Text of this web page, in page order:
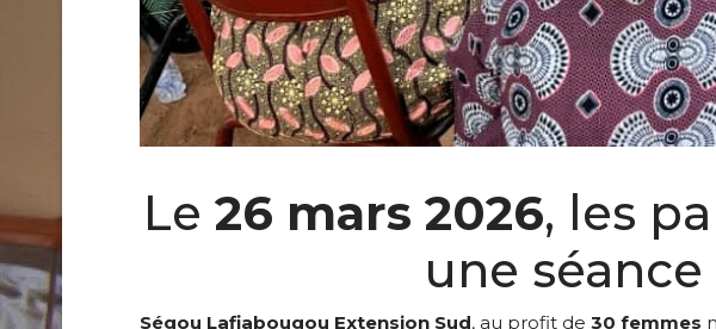
Le 26 mars 2026, les
une
Ségou Lafiabougou Extension Sud, au profit de 30 femmes